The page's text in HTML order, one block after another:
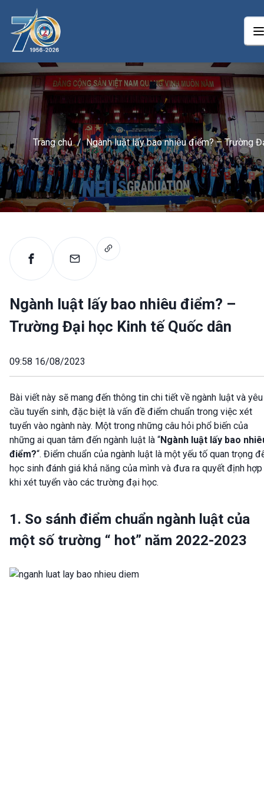
Trang chủ / Ngành luật lấy bao nhiêu điểm? – Trường
học Kinh tế Quốc dân
Ngành luật lấy bao nhiêu điểm? –
Trường Đại học Kinh tế Quốc dân
09:58 16/08/2023
Bài viết này sẽ mang đến thông tin chi tiết về ngành luật và yêu
cầu tuyển sinh, đặc biệt là vấn đề điểm chuẩn trong việc xét
tuyển vào ngành này. Một trong những câu hỏi phổ biến của
những ai quan tâm đến ngành luật là “Ngành luật lấy bao
điểm?“. Điểm chuẩn của ngành luật là một yếu tố quan trọng
học sinh đánh giá khả năng của mình và đưa ra quyết định
khi xét tuyển vào các trường đại học.
1. So sánh điểm chuẩn ngành luật của
một số trường “ hot” năm 2022-2023